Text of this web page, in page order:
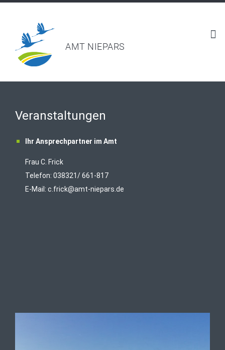
AMT NIEPARS
Veranstaltungen
Ihr Ansprechpartner im Amt
Frau C. Frick
Telefon: 038321/ 661-817
E-Mail: c.frick@amt-niepars.de